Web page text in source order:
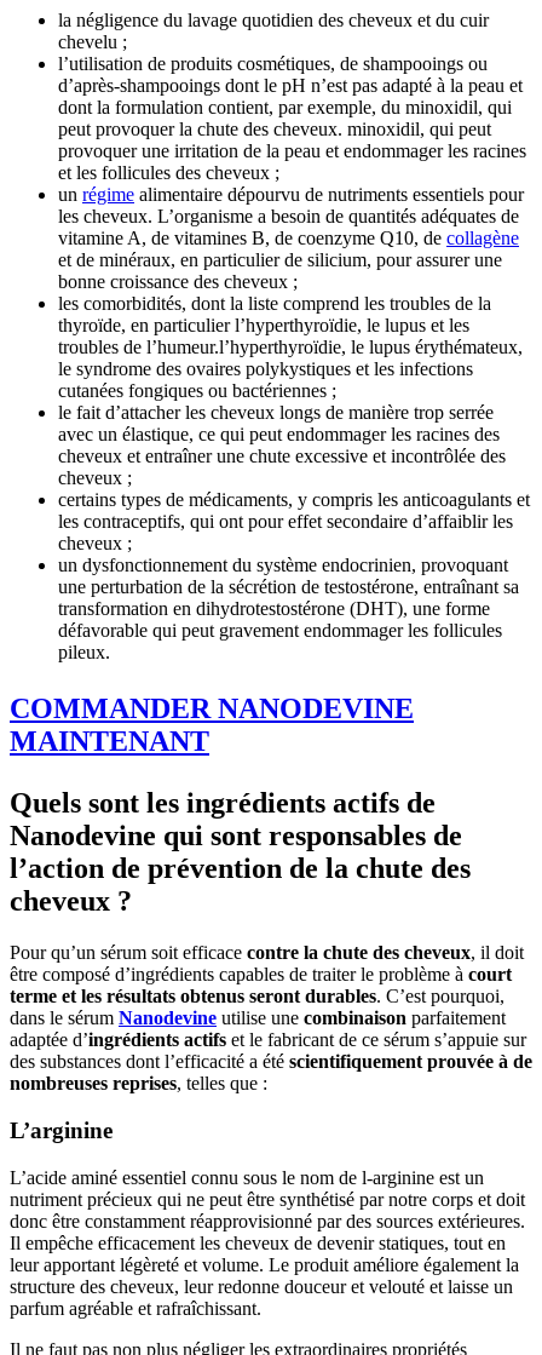
la négligence du lavage quotidien des cheveux et du cuir
chevelu ;
l’utilisation de produits cosmétiques, de shampooings ou
d’après-shampooings dont le pH n’est pas adapté à la peau et
dont la formulation contient, par exemple, du minoxidil, qui
peut provoquer la chute des cheveux. minoxidil, qui peut
provoquer une irritation de la peau et endommager les racines
et les follicules des cheveux ;
un régime alimentaire dépourvu de nutriments essentiels pour
les cheveux. L’organisme a besoin de quantités adéquates de
vitamine A, de vitamines B, de coenzyme Q10, de collagène
et de minéraux, en particulier de silicium, pour assurer une
bonne croissance des cheveux ;
les comorbidités, dont la liste comprend les troubles de la
thyroïde, en particulier l’hyperthyroïdie, le lupus et les
troubles de l’humeur.l’hyperthyroïdie, le lupus érythémateux,
le syndrome des ovaires polykystiques et les infections
cutanées fongiques ou bactériennes ;
le fait d’attacher les cheveux longs de manière trop serrée
avec un élastique, ce qui peut endommager les racines des
cheveux et entraîner une chute excessive et incontrôlée des
cheveux ;
certains types de médicaments, y compris les anticoagulants et
les contraceptifs, qui ont pour effet secondaire d’affaiblir les
cheveux ;
un dysfonctionnement du système endocrinien, provoquant
une perturbation de la sécrétion de testostérone, entraînant sa
transformation en dihydrotestostérone (DHT), une forme
défavorable qui peut gravement endommager les follicules
pileux.
COMMANDER NANODEVINE
MAINTENANT
Quels sont les ingrédients actifs de
Nanodevine qui sont responsables de
l’action de prévention de la chute des
cheveux ?
Pour qu’un sérum soit efficace contre la chute des cheveux, il doit
être composé d’ingrédients capables de traiter le problème à court
terme et les résultats obtenus seront durables. C’est pourquoi,
dans le sérum Nanodevine utilise une combinaison parfaitement
adaptée d’ingrédients actifs et le fabricant de ce sérum s’appuie sur
des substances dont l’efficacité a été scientifiquement prouvée à de
nombreuses reprises, telles que :
L’arginine
L’acide aminé essentiel connu sous le nom de l-arginine est un
nutriment précieux qui ne peut être synthétisé par notre corps et doit
donc être constamment réapprovisionné par des sources extérieures.
Il empêche efficacement les cheveux de devenir statiques, tout en
leur apportant légèreté et volume. Le produit améliore également la
structure des cheveux, leur redonne douceur et velouté et laisse un
parfum agréable et rafraîchissant.
Il ne faut pas non plus négliger les extraordinaires propriétés